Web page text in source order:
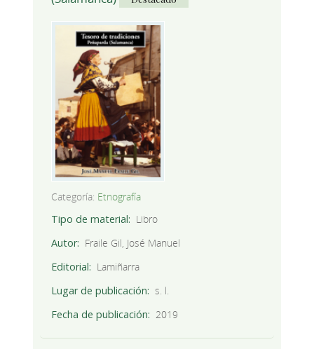
Categoría: Etnografía
Tipo de material
Libro
Autor
Fraile Gil, José Manuel
Editorial
Lamiñarra
Lugar de publicación
s. l.
Fecha de publicación
2019